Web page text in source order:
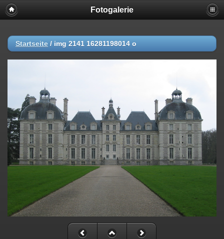
Fotogalerie
Startseite / img 2141 16281198014 o